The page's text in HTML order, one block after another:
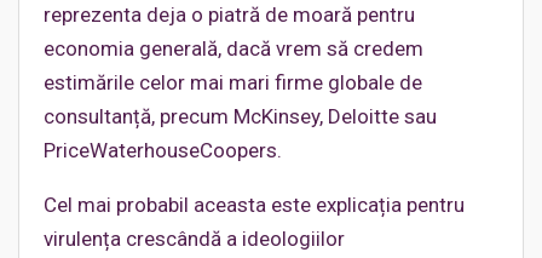
reprezenta deja o piatră de moară pentru
economia generală, dacă vrem să credem
estimările celor mai mari firme globale de
consultanță, precum McKinsey, Deloitte sau
PriceWaterhouseCoopers.
Cel mai probabil aceasta este explicația pentru
virulența crescândă a ideologiilor